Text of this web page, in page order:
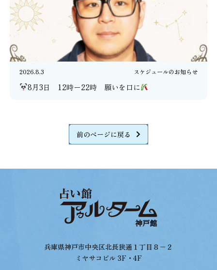
2026.8.3 スケジュールのお知らせ
8月3日 12時ー22時 願いを口に
前のページに戻る
兵庫県神戸市中央区北長狭通１丁目８−２
ミヤサコビル 3F・4F